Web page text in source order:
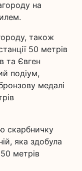
на
також
50 метрів
та Євген
подіум,
медалі
скарбничку
яка здобула
метрів